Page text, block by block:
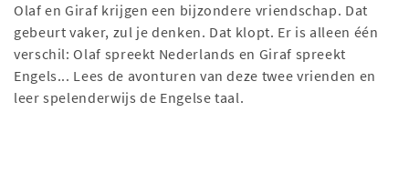
Olaf en Giraf krijgen een bijzondere vriendschap. Dat
gebeurt vaker, zul je denken. Dat klopt. Er is alleen één
verschil: Olaf spreekt Nederlands en Giraf spreekt
Engels... Lees de avonturen van deze twee vrienden en
leer spelenderwijs de Engelse taal.